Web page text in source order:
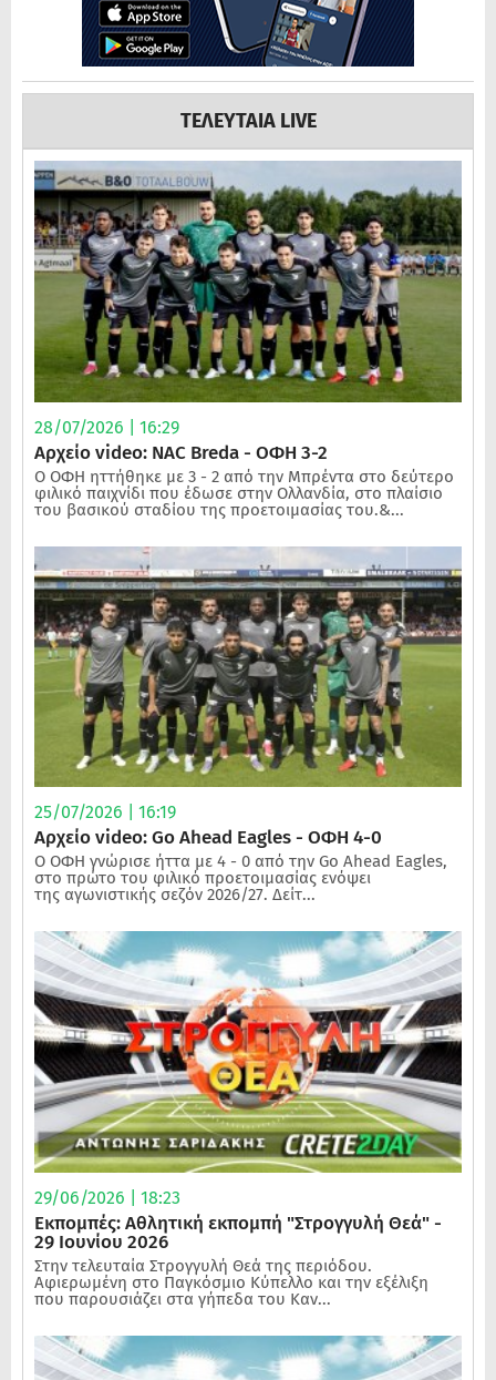
ΤΕΛΕΥΤΑΙΑ LIVE
28/07/2026 | 16:29
Αρχείο video: NAC Breda - ΟΦΗ 3-2
Ο ΟΦΗ ηττήθηκε με 3 - 2 από την Μπρέντα στο δεύτερο
φιλικό παιχνίδι που έδωσε στην Ολλανδία, στο πλαίσιο
του βασικού σταδίου της προετοιμασίας του.&...
25/07/2026 | 16:19
Αρχείο video: Go Ahead Eagles - ΟΦΗ 4-0
Ο ΟΦΗ γνώρισε ήττα με 4 - 0 από την Go Ahead Eagles,
στο πρώτο του φιλικό προετοιμασίας ενόψει
της αγωνιστικής σεζόν 2026/27. Δείτ...
29/06/2026 | 18:23
Εκπομπές: Αθλητική εκπομπή "Στρογγυλή Θεά" -
29 Ιουνίου 2026
Στην τελευταία Στρογγυλή Θεά της περιόδου.
Αφιερωμένη στο Παγκόσμιο Κύπελλο και την εξέλιξη
που παρουσιάζει στα γήπεδα του Καν...